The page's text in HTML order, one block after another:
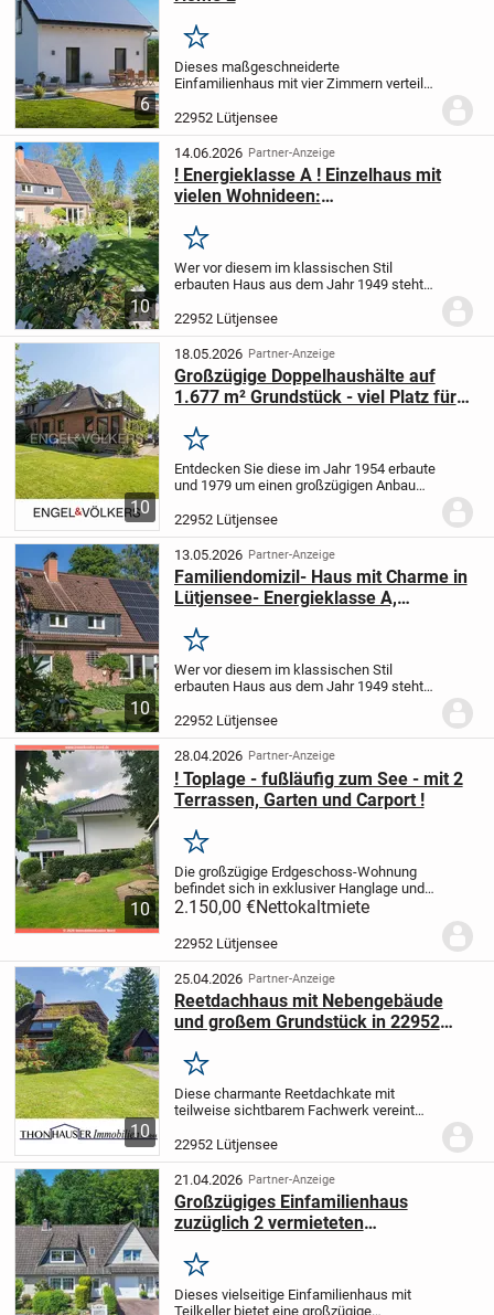
6
Merken
Dieses maßgeschneiderte
Einfamilienhaus mit vier Zimmern verteilt
133,70 m² Wohnfläche ideale
Möglichkeiten zur persönlichen
Entfaltung. Drei behagliche...
22952 Lütjensee
10
14.06.2026 Partner-Anzeige
! Energieklasse A ! Einzelhaus mit
vielen Wohnideen:
WG,Tagesmutter etc.
Merken
Wer vor diesem im klassischen Stil
erbauten Haus aus dem Jahr 1949 steht,
Wohnkomfort sich hinter der Fassade
verbergen. Bereits beim Betreten spüren
Sie den besonderen...
22952 Lütjensee
10
18.05.2026 Partner-Anzeige
Großzügige Doppelhaushälte auf
1.677 m² Grundstück - viel Platz für
Merken
Entdecken Sie diese im Jahr 1954 erbaute
und 1979 um einen großzügigen Anbau
beliebten Gemeinde Lütjensee nahe dem
idyllischen Mönchteich. Die Immobilie
ist...
22952 Lütjensee
10
13.05.2026 Partner-Anzeige
Familiendomizil- Haus mit Charme in
Lütjensee- Energieklasse A,
Merken
Wer vor diesem im klassischen Stil
erbauten Haus aus dem Jahr 1949 steht,
Wohnkomfort sich hinter der Fassade
verbergen. Bereits beim Betreten spüren
Sie den besonderen...
22952 Lütjensee
10
28.04.2026 Partner-Anzeige
! Toplage - fußläufig zum See - mit 2
Terrassen, Garten und Carport !
Merken
Die großzügige Erdgeschoss-Wohnung
befindet sich in exklusiver Hanglage und
wurde in dem Jahr 2018 vollständig
modernisiert und im Jahr 2022 wurde
zusätzlich eine Wärmedämmung an der
Fassade...
2.150,00 €Nettokaltmiete
22952 Lütjensee
10
25.04.2026 Partner-Anzeige
Reetdachhaus mit Nebengebäude
und großem Grundstück in 22952
Merken
Diese charmante Reetdachkate mit
teilweise sichtbarem Fachwerk vereint
Nutzungsmöglichkeiten und bietet ein
besonderes Wohnambiente inmitten der
Natur. Die Immobilie...
22952 Lütjensee
21.04.2026 Partner-Anzeige
Großzügiges Einfamilienhaus
zuzüglich 2 vermieteten
Lütjensee
Merken
Dieses vielseitige Einfamilienhaus mit
Teilkeller bietet eine großzügige